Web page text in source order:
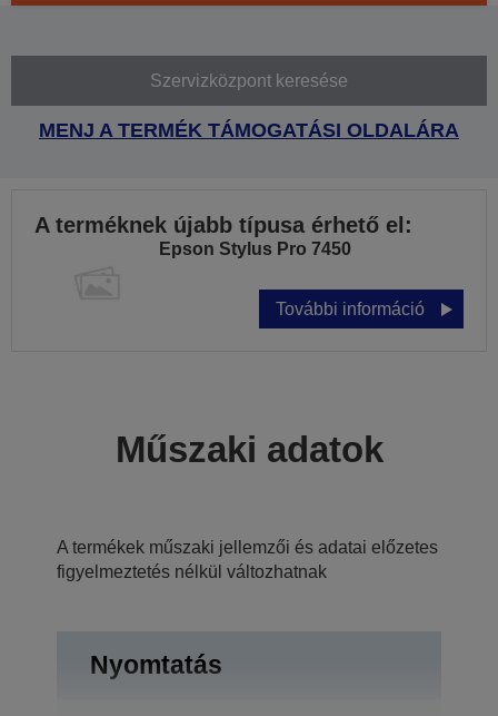
Szervizközpont keresése
MENJ A TERMÉK TÁMOGATÁSI OLDALÁRA
A terméknek újabb típusa érhető el:
Epson Stylus Pro 7450
További információ
Műszaki adatok
A termékek műszaki jellemzői és adatai előzetes
figyelmeztetés nélkül változhatnak
Nyomtatás